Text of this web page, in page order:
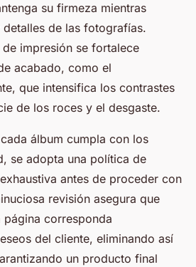
su firmeza mientras
de las fotografías.
impresión se fortalece
acabado, como el
que intensifica los contrastes
de los roces y el desgaste.
álbum cumpla con los
se adopta una política de
antes de proceder con
revisión asegura que
corresponda
del cliente, eliminando así
un producto final